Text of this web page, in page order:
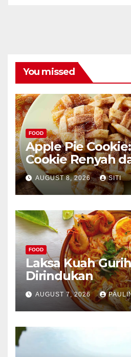
You missed
FOOD
Apple Pie
Cookie Renyah
AUGUST 8, 2026 SITI
FOOD
Laksa Kuah
Dirindukan
AUGUST 7, 2026